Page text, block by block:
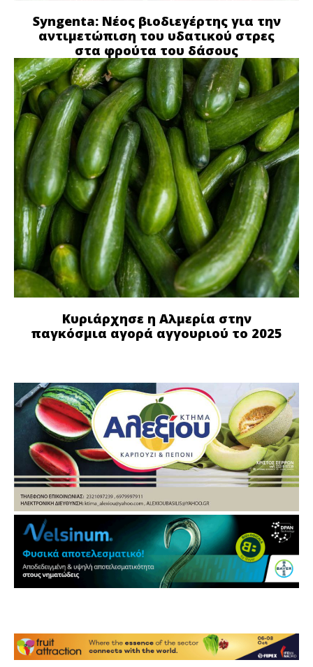
Syngenta: Νέος βιοδιεγέρτης για την
αντιμετώπιση του υδατικού στρες
στα φρούτα του δάσους
Κυριάρχησε η Αλμερία στην
παγκόσμια αγορά αγγουριού το 2025